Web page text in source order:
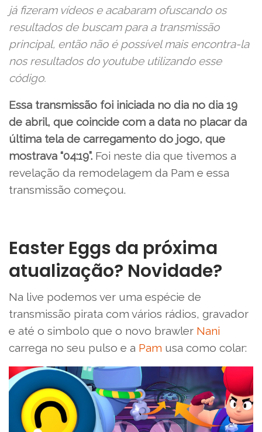
já fizeram vídeos e acabaram ofuscando os
resultados de buscam para a transmissão
principal, então não é possível mais encontra-la
nos resultados do youtube utilizando esse
código.
Essa transmissão foi iniciada no dia no dia 19
de abril, que coincide com a data no placar da
última tela de carregamento do jogo, que
mostrava “04:19”. Foi neste dia que tivemos a
revelação da remodelagem da Pam e essa
transmissão começou.
Easter Eggs da próxima
atualização? Novidade?
Na live podemos ver uma espécie de
transmissão pirata com vários rádios, gravador
e até o simbolo que o novo brawler Nani
carrega no seu pulso e a Pam usa como colar: